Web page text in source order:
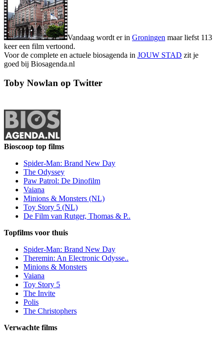
Vandaag wordt er in Groningen maar liefst 113
keer een film vertoond.
Voor de complete en actuele biosagenda in JOUW STAD zit je
goed bij Biosagenda.nl
Toby Nowlan op Twitter
Bioscoop top films
Spider-Man: Brand New Day
The Odyssey
Paw Patrol: De Dinofilm
Vaiana
Minions & Monsters (NL)
Toy Story 5 (NL)
De Film van Rutger, Thomas & P..
Topfilms voor thuis
Spider-Man: Brand New Day
Theremin: An Electronic Odysse..
Minions & Monsters
Vaiana
Toy Story 5
The Invite
Polis
The Christophers
Verwachte films